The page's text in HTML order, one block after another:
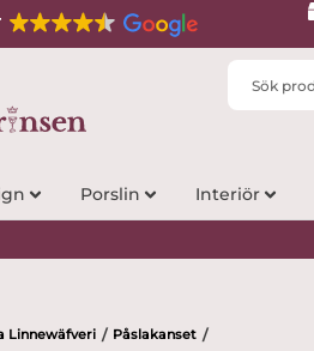
Search
Porslin Interiör
Linnewäfveri / Påslakanset /